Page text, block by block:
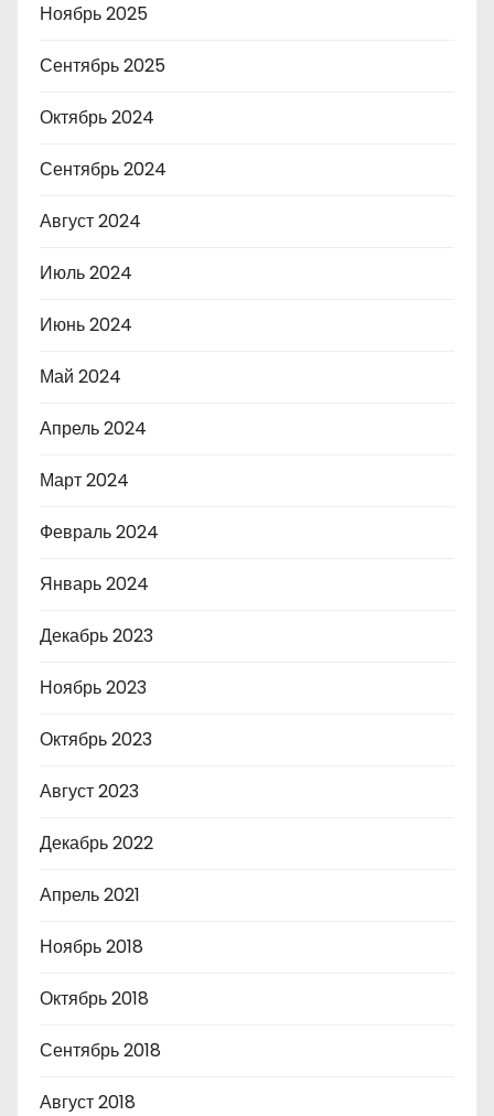
Ноябрь 2025
Сентябрь 2025
Октябрь 2024
Сентябрь 2024
Август 2024
Июль 2024
Июнь 2024
Май 2024
Апрель 2024
Март 2024
Февраль 2024
Январь 2024
Декабрь 2023
Ноябрь 2023
Октябрь 2023
Август 2023
Декабрь 2022
Апрель 2021
Ноябрь 2018
Октябрь 2018
Сентябрь 2018
Август 2018